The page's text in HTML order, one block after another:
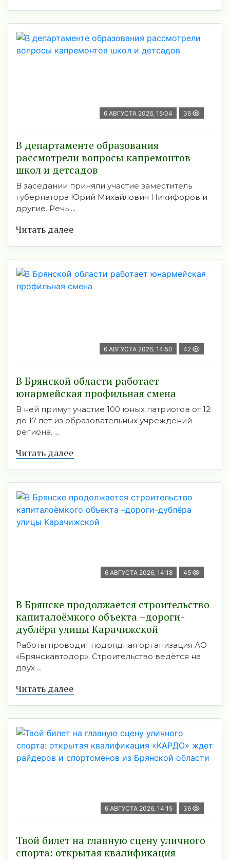
6 АВГУСТА 2026, 15:04 36
В департаменте образования
рассмотрели вопросы капремонтов
школ и детсадов
В заседании приняли участие заместитель
губернатора Юрий Михайлович Никифоров и
другие. Речь ...
Читать далее
6 АВГУСТА 2026, 14:50 42
В Брянской области работает
юнармейская профильная смена
В ней примут участие 100 юных патриотов от 12
до 17 лет из образовательных учреждений
региона. ...
Читать далее
6 АВГУСТА 2026, 14:18 45
В Брянске продолжается строительство
капиталоёмкого объекта –дороги-
дублёра улицы Карачижской
Работы проводит подрядная организация АО
«Брянскавтодор». Строительство ведётся на
двух ...
Читать далее
6 АВГУСТА 2026, 14:15 36
Твой билет на главную сцену уличного
спорта: открытая квалификация